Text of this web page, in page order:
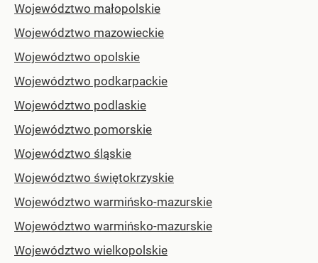
Województwo małopolskie
Województwo mazowieckie
Województwo opolskie
Województwo podkarpackie
Województwo podlaskie
Województwo pomorskie
Województwo śląskie
Województwo świętokrzyskie
Województwo warmińsko-mazurskie
Województwo warmińsko-mazurskie
Województwo wielkopolskie